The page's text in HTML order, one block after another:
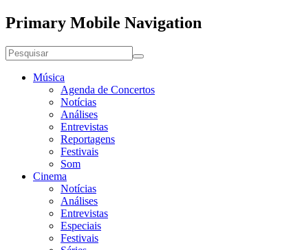
Primary Mobile Navigation
Música
Agenda de Concertos
Notícias
Análises
Entrevistas
Reportagens
Festivais
Som
Cinema
Notícias
Análises
Entrevistas
Especiais
Festivais